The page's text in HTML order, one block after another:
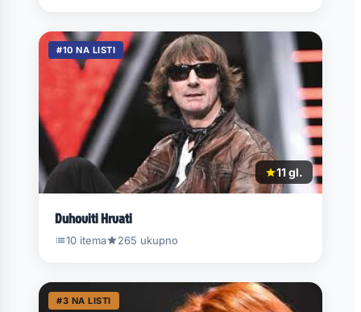
#10 NA LISTI
11 gl.
Duhoviti Hrvati
10 itema 265 ukupno
#3 NA LISTI